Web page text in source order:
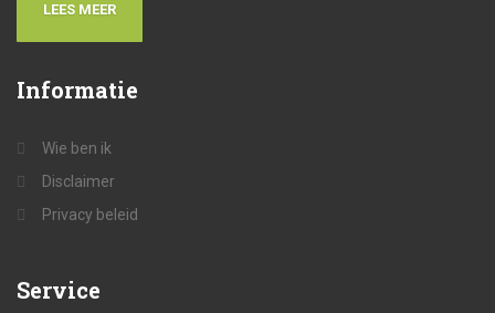
LEES MEER
Informatie
Wie ben ik
Disclaimer
Privacy beleid
Service